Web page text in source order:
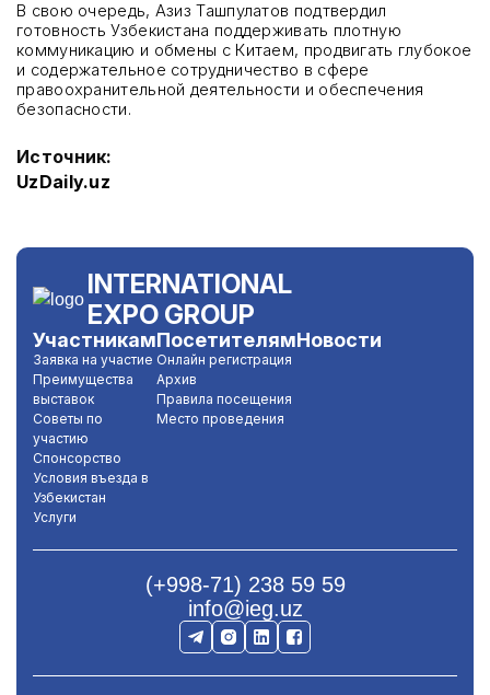
В свою очередь, Азиз Ташпулатов подтвердил
готовность Узбекистана поддерживать плотную
коммуникацию и обмены с Китаем, продвигать глубокое
и содержательное сотрудничество в сфере
правоохранительной деятельности и обеспечения
безопасности.
Источник:
UzDaily.uz
INTERNATIONAL
EXPO GROUP
Участникам
Заявка на участие
Преимущества
выставок
Советы по
участию
Спонсорство
Условия въезда в
Узбекистан
Услуги
Посетителям
Онлайн регистрация
Архив
Правила посещения
Место проведения
Новости
(+998-71) 238 59 59
info@ieg.uz